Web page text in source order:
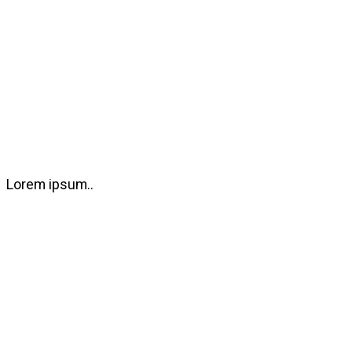
Lorem ipsum..